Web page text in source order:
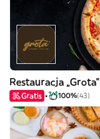
Restauracja „Grota”
Gratis 100%(43)